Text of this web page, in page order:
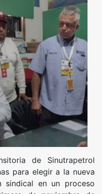
de Sinutrapetrol
para elegir a la nueva
sindical en un proceso